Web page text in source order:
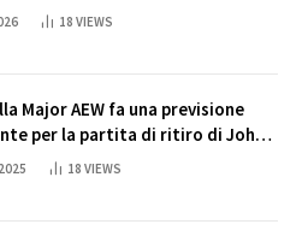
18 VIEWS
Major AEW fa una previsione
per la partita di ritiro di John
18 VIEWS